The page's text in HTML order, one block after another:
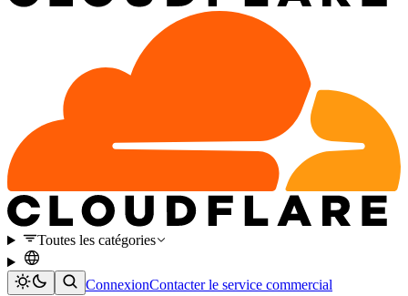
Toutes les catégories
ConnexionContacter le service commercial